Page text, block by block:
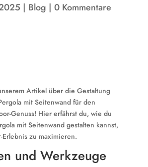
Blog 0 Kommentare
Artikel über die Gestaltung
mit Seitenwand für den
Genuss! Hier erfährst du, wie du
mit Seitenwand gestalten kannst,
zu maximieren.
und Werkzeuge